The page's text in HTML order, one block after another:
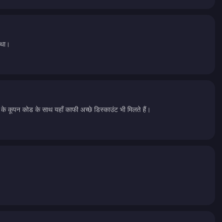
कूपन कोड के साथ यहाँ काफी अच्छे डिस्काउंट भी मिलते हैं।